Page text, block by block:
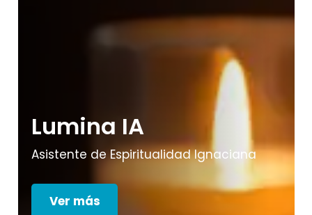
Lumina IA
Asistente de Espiritualidad Ignaciana
Ver más